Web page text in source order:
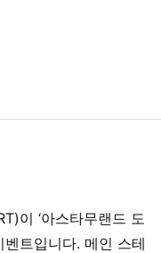
이 ‘아스타무랜드 도
벤트입니다. 메인 스테